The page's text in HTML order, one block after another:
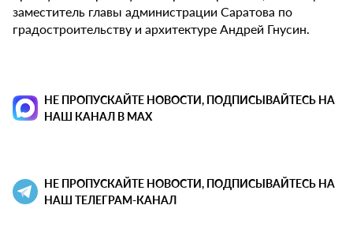
заместитель главы администрации Саратова по
градостроительству и архитектуре Андрей Гнусин.
НЕ ПРОПУСКАЙТЕ НОВОСТИ, ПОДПИСЫВАЙТЕСЬ НА
НАШ КАНАЛ В MAX
НЕ ПРОПУСКАЙТЕ НОВОСТИ, ПОДПИСЫВАЙТЕСЬ НА
НАШ ТЕЛЕГРАМ-КАНАЛ